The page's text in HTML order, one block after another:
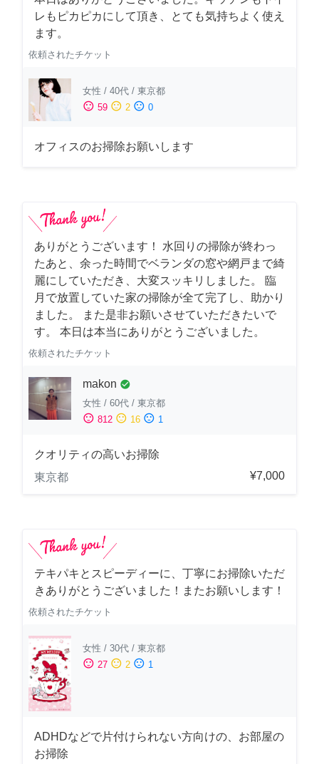
レもピカピカにして頂き、とても気持ちよく使え
ます。
依頼されたチケット
女性 / 40代 / 東京都
sentiment_satisfied 59 sentiment_neutral 2 sentiment_dissatisfied 0
オフィスのお掃除お願いします
ありがとうございます！ 水回りの掃除が終わっ
たあと、余った時間でベランダの窓や網戸まで綺
麗にしていただき、大変スッキリしました。 臨
月で放置していた家の掃除が全て完了し、助かり
ました。 また是非お願いさせていただきたいで
す。 本日は本当にありがとうございました。
依頼されたチケット
makon check_circle
女性 / 60代 / 東京都
sentiment_satisfied 812 sentiment_neutral 16 sentiment_dissatisfied 1
クオリティの高いお掃除
東京都
¥7,000
テキパキとスピーディーに、丁寧にお掃除いただ
きありがとうございました！またお願いします！
依頼されたチケット
女性 / 30代 / 東京都
sentiment_satisfied 27 sentiment_neutral 2 sentiment_dissatisfied 1
ADHDなどで片付けられない方向けの、お部屋の
お掃除